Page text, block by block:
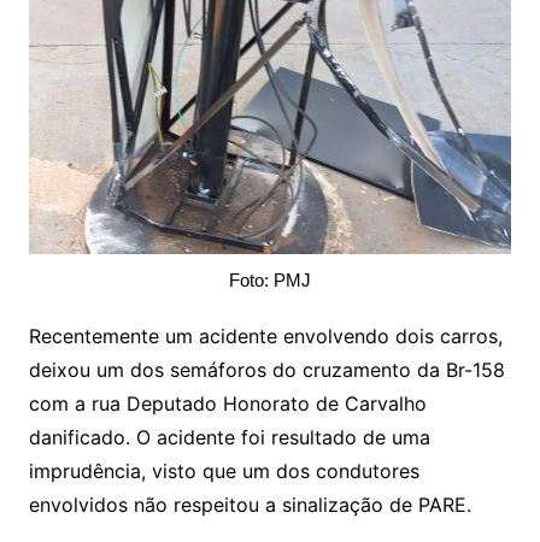
Foto: PMJ
Recentemente um acidente envolvendo dois carros,
deixou um dos semáforos do cruzamento da Br-158
com a rua Deputado Honorato de Carvalho
danificado. O acidente foi resultado de uma
imprudência, visto que um dos condutores
envolvidos não respeitou a sinalização de PARE.